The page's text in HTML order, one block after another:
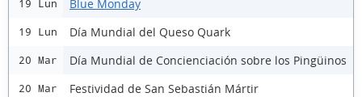
19 Lun Blue Monday
19 Lun Día Mundial del Queso Quark
20 Mar Día Mundial de Concienciación sobre los Pingüinos
20 Mar Festividad de San Sebastián Mártir